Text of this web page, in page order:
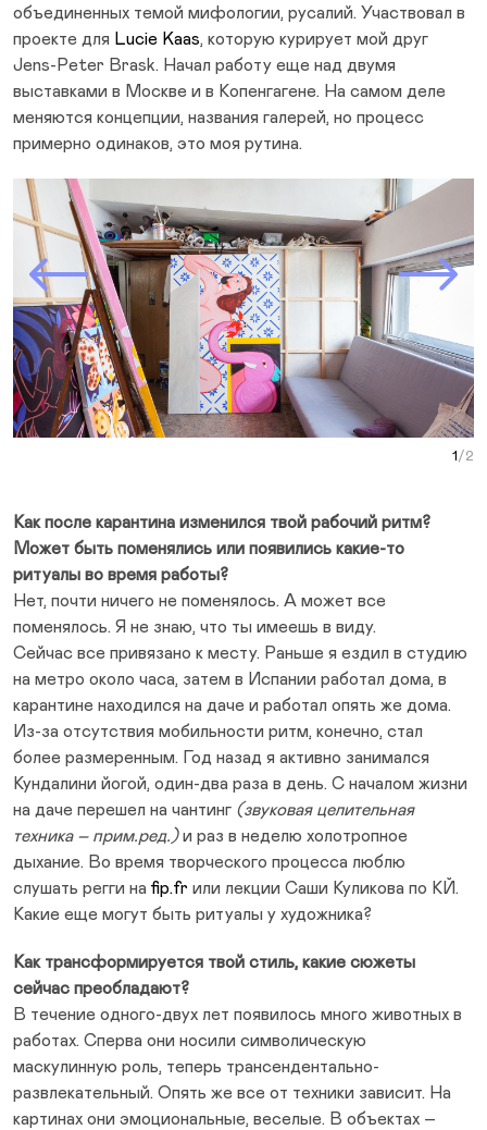
объединенных темой мифологии, русалий. Участвовал в
проекте для Lucie Kaas, которую курирует мой друг
Jens-Peter Brask. Начал работу еще над двумя
выставками в Москве и в Копенгагене. На самом деле
меняются концепции, названия галерей, но процесс
примерно одинаков, это моя рутина.
Prev Slide Next Slide
Как после карантина изменился твой рабочий ритм?
Может быть поменялись или появились какие-то
ритуалы во время работы?
Нет, почти ничего не поменялось. А может все
поменялось. Я не знаю, что ты имеешь в виду.
Сейчас все привязано к месту. Раньше я ездил в студию
на метро около часа, затем в Испании работал дома, в
карантине находился на даче и работал опять же дома.
Из-за отсутствия мобильности ритм, конечно, стал
более размеренным. Год назад я активно занимался
Кундалини йогой, один-два раза в день. С началом жизни
на даче перешел на чантинг (звуковая целительная
техника – прим.ред.)и раз в неделю холотропное
дыхание. Во время творческого процесса люблю
слушать регги на fip.fr или лекции Саши Куликова по КЙ.
Какие еще могут быть ритуалы у художника?
Как трансформируется твой стиль, какие сюжеты
сейчас преобладают?
В течение одного-двух лет появилось много животных в
работах. Сперва они носили символическую
маскулинную роль, теперь трансендентально-
развлекательный. Опять же все от техники зависит. На
картинах они эмоциональные, веселые. В объектах –